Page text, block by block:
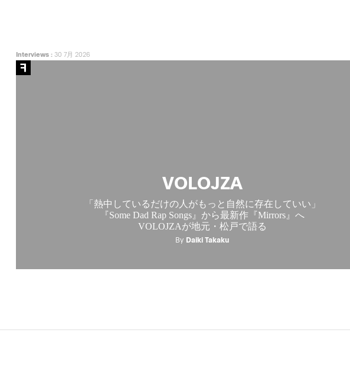
Interviews:30 7月 2026
VOLOJZA
「熱中しているだけの人がもっと自然に存在していい」
『Some Dad Rap Songs』から最新作『Mirrors』へ
VOLOJZAが地元・松戸で語る
By Daiki Takaku